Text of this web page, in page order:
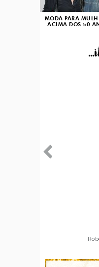
MODA PARA
ACIMA DOS 50